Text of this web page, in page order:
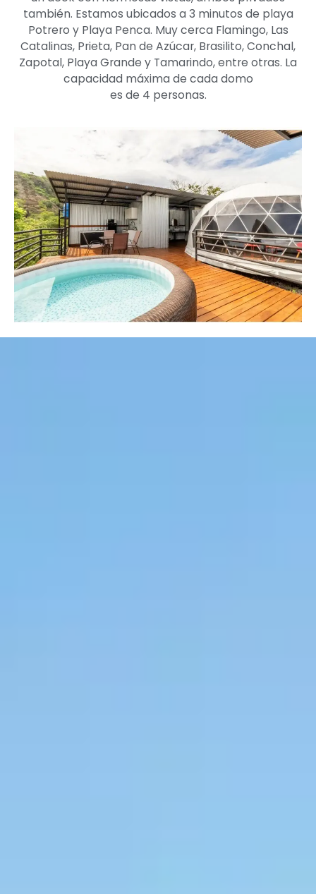
también. Estamos ubicados a 3 minutos de playa
Potrero y Playa Penca. Muy cerca Flamingo, Las
Catalinas, Prieta, Pan de Azúcar, Brasilito, Conchal,
Zapotal, Playa Grande y Tamarindo, entre otras. La
capacidad máxima de cada domo
es de 4 personas.